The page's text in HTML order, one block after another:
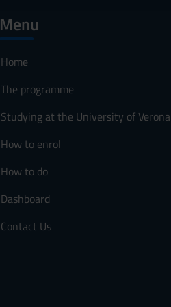
Menu
Home
The programme
Studying at the University of Verona
How to enrol
How to do
Dashboard
Contact Us